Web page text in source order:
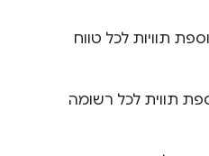
תוויות לכל טווח
תווית לכל רשומה